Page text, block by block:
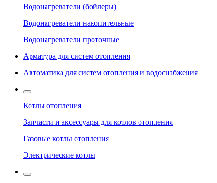
Водонагреватели (бойлеры)
Водонагреватели накопительные
Водонагреватели проточные
Арматура для систем отопления
Автоматика для систем отопления и водоснабжения
Котлы отопления
Запчасти и аксессуары для котлов отопления
Газовые котлы отопления
Электрические котлы